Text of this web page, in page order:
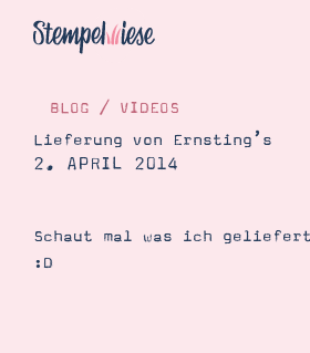
Katalog
BLOG / VIDEOS
Lieferung von Ernsting’s
2. APRIL 2014
Schaut mal was ich geliefert
:D